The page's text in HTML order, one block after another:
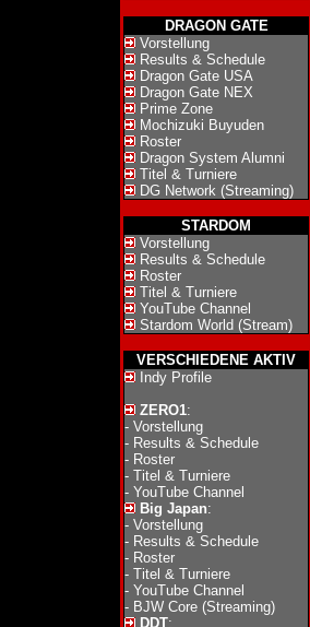
DRAGON GATE
Vorstellung
Results & Schedule
Dragon Gate USA
Dragon Gate NEX
Prime Zone
Mochizuki Buyuden
Roster
Dragon System Alumni
Titel & Turniere
DG Network (Streaming)
STARDOM
Vorstellung
Results & Schedule
Roster
Titel & Turniere
YouTube Channel
Stardom World (Stream)
VERSCHIEDENE AKTIV
Indy Profile
ZERO1:
- Vorstellung
- Results & Schedule
- Roster
- Titel & Turniere
- YouTube Channel
Big Japan:
- Vorstellung
- Results & Schedule
- Roster
- Titel & Turniere
- YouTube Channel
- BJW Core (Streaming)
DDT: